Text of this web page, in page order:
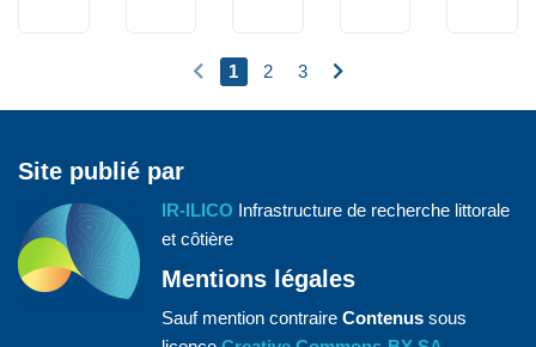
1 2 3
Site publié par
IR-ILICO Infrastructure de recherche littorale
et côtière
Mentions légales
Sauf mention contraire Contenus sous